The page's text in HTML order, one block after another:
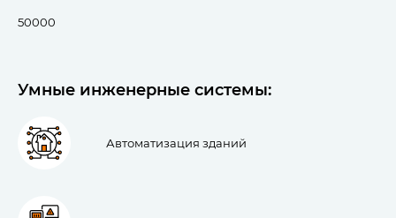
50000
Умные инженерные системы:
Автоматизация зданий